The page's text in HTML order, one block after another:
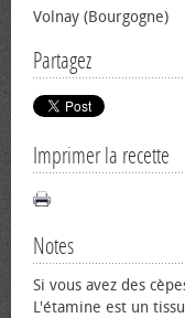
Volnay (Bourgogne)
Partagez
Imprimer la recette
Notes
Si vous avez des
L'étamine est un